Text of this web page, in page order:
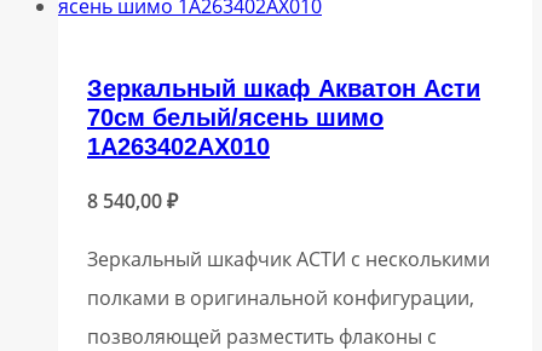
Зеркальный шкаф Акватон Асти
70см белый/ясень шимо
1A263402AX010
8 540,00₽
Зеркальный шкафчик АСТИ с несколькими
полками в оригинальной конфигурации,
позволяющей разместить флаконы с